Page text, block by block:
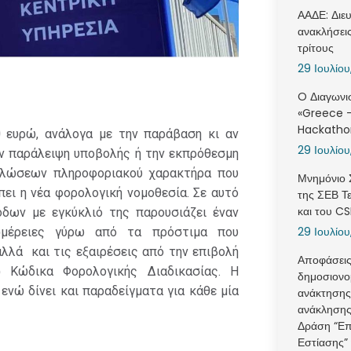
ανάλογα με την παράβαση κι αν
παράλειψη υποβολής ή την εκπρόθεσμη
πληροφοριακού χαρακτήρα που
η νέα φορολογική νομοθεσία. Σε αυτό
με εγκύκλιό της παρουσιάζει έναν
γύρω από τα πρόστιμα που
και τις εξαιρέσεις από την επιβολή
Φορολογικής Διαδικασίας. Η
δίνει και παραδείγματα για κάθε μία
ΑΑΔΕ:
τρίτους
29
O
«Greece
29
Μνημόνιο
της ΣΕΒ
και του
29
Δράση